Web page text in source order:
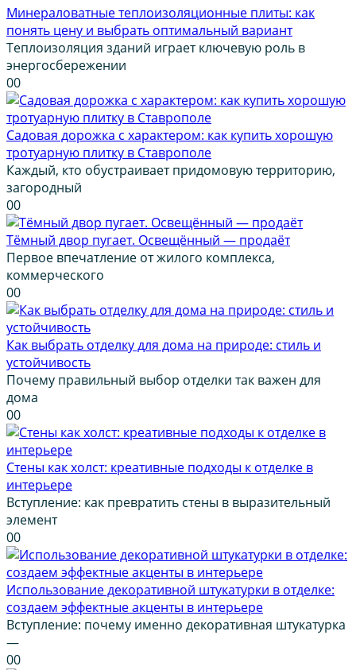
Минераловатные теплоизоляционные плиты: как
понять цену и выбрать оптимальный вариант
Теплоизоляция зданий играет ключевую роль в
энергосбережении
00
Садовая дорожка с характером: как купить хорошую
тротуарную плитку в Ставрополе
Каждый, кто обустраивает придомовую территорию,
загородный
00
Тёмный двор пугает. Освещённый — продаёт
Первое впечатление от жилого комплекса,
коммерческого
00
Как выбрать отделку для дома на природе: стиль и
устойчивость
Почему правильный выбор отделки так важен для
дома
00
Стены как холст: креативные подходы к отделке в
интерьере
Вступление: как превратить стены в выразительный
элемент
00
Использование декоративной штукатурки в отделке:
создаем эффектные акценты в интерьере
Вступление: почему именно декоративная штукатурка
—
00